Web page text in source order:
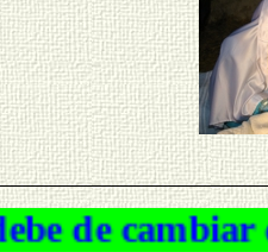
debe de